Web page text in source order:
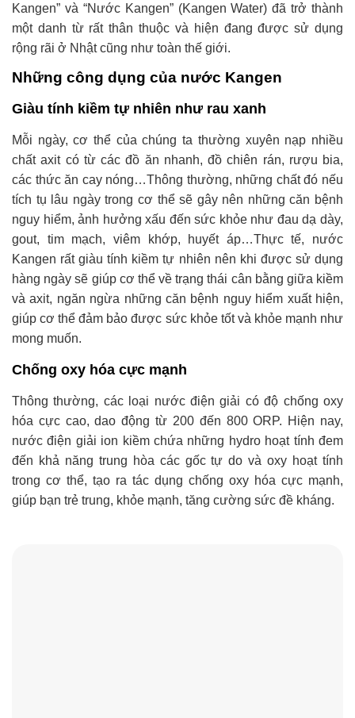
Kangen” và “Nước Kangen” (Kangen Water) đã trở thành
một danh từ rất thân thuộc và hiện đang được sử dụng
rộng rãi ở Nhật cũng như toàn thế giới.
Những công dụng của nước Kangen
Giàu tính kiềm tự nhiên như rau xanh
Mỗi ngày, cơ thể của chúng ta thường xuyên nạp nhiều
chất axit có từ các đồ ăn nhanh, đồ chiên rán, rượu bia,
các thức ăn cay nóng…Thông thường, những chất đó nếu
tích tụ lâu ngày trong cơ thể sẽ gây nên những căn bệnh
nguy hiểm, ảnh hưởng xấu đến sức khỏe như đau dạ dày,
gout, tim mạch, viêm khớp, huyết áp…Thực tế, nước
Kangen rất giàu tính kiềm tự nhiên nên khi được sử dụng
hàng ngày sẽ giúp cơ thể về trạng thái cân bằng giữa kiềm
và axit, ngăn ngừa những căn bệnh nguy hiểm xuất hiện,
giúp cơ thể đảm bảo được sức khỏe tốt và khỏe mạnh như
mong muốn.
Chống oxy hóa cực mạnh
Thông thường, các loại nước điện giải có độ chống oxy
hóa cực cao, dao động từ 200 đến 800 ORP. Hiện nay,
nước điện giải ion kiềm chứa những hydro hoạt tính đem
đến khả năng trung hòa các gốc tự do và oxy hoạt tính
trong cơ thể, tạo ra tác dụng chống oxy hóa cực mạnh,
giúp bạn trẻ trung, khỏe mạnh, tăng cường sức đề kháng.